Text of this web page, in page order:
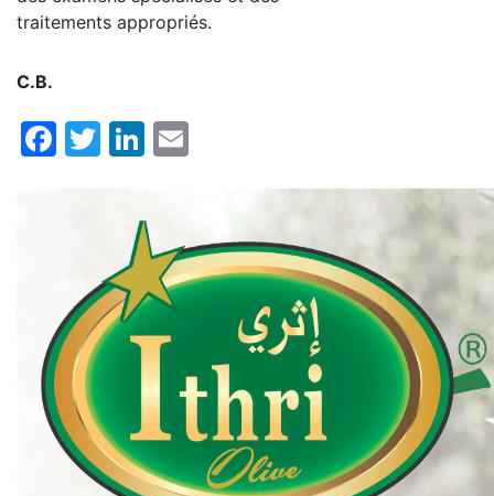
traitements appropriés.
C.B.
Facebook
TwitterLinkedIn